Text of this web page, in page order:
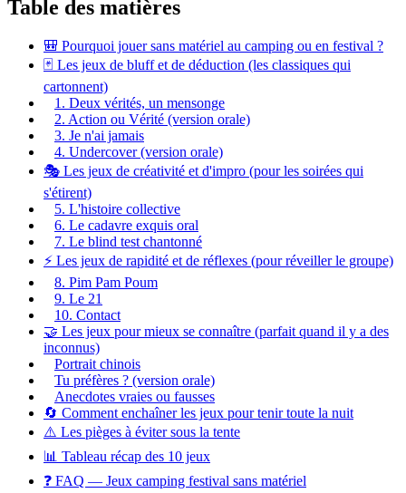
Table des matières
🎒 Pourquoi jouer sans matériel au camping ou en festival ?
🃏 Les jeux de bluff et de déduction (les classiques qui
cartonnent)
1. Deux vérités, un mensonge
2. Action ou Vérité (version orale)
3. Je n'ai jamais
4. Undercover (version orale)
🎭 Les jeux de créativité et d'impro (pour les soirées qui
s'étirent)
5. L'histoire collective
6. Le cadavre exquis oral
7. Le blind test chantonné
⚡ Les jeux de rapidité et de réflexes (pour réveiller le groupe)
8. Pim Pam Poum
9. Le 21
10. Contact
🤝 Les jeux pour mieux se connaître (parfait quand il y a des
inconnus)
Portrait chinois
Tu préfères ? (version orale)
Anecdotes vraies ou fausses
🔄 Comment enchaîner les jeux pour tenir toute la nuit
⚠️ Les pièges à éviter sous la tente
📊 Tableau récap des 10 jeux
❓ FAQ — Jeux camping festival sans matériel